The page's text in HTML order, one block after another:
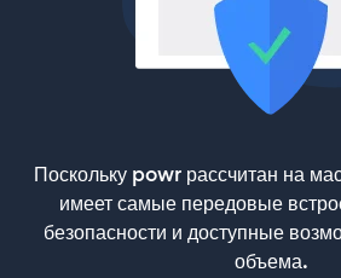
Поскольку powr рассчитан на
имеет самые передовые
безопасности и доступные
объема.